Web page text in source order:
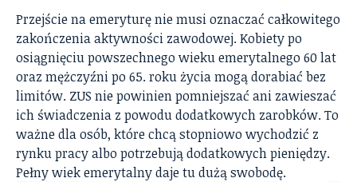
Przejście na emeryturę nie musi oznaczać całkowitego
zakończenia aktywności zawodowej. Kobiety po
osiągnięciu powszechnego wieku emerytalnego 60 lat
oraz mężczyźni po 65. roku życia mogą dorabiać bez
limitów. ZUS nie powinien pomniejszać ani zawieszać
ich świadczenia z powodu dodatkowych zarobków. To
ważne dla osób, które chcą stopniowo wychodzić z
rynku pracy albo potrzebują dodatkowych pieniędzy.
Pełny wiek emerytalny daje tu dużą swobodę.